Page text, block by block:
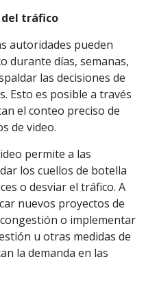
tráfico
autoridades pueden
durante días, semanas,
las decisiones de
Esto es posible a través
el conteo preciso de
de video.
permite a las
los cuellos de botella
o desviar el tráfico. A
nuevos proyectos de
o implementar
u otras medidas de
la demanda en las